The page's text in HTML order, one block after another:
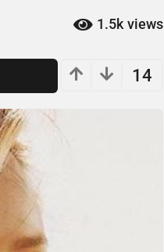
1.5k views
14